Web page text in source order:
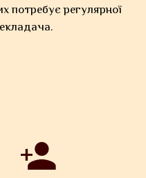
потребує регулярної